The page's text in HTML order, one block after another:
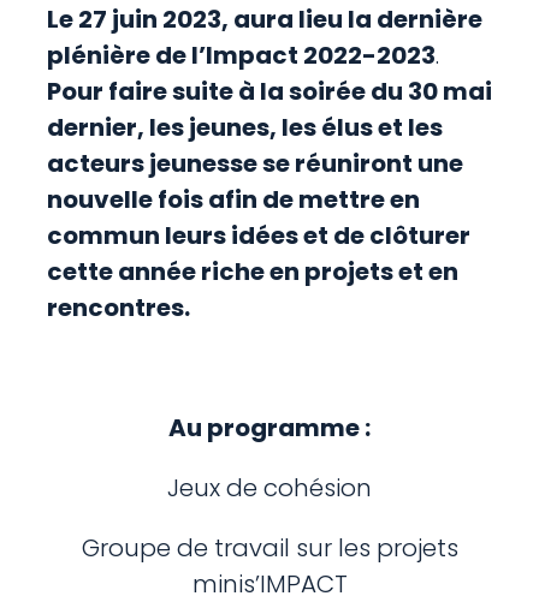
Le 27 juin 2023, aura lieu la dernière
plénière de l’Impact 2022-2023.
Pour faire suite à la soirée du 30 mai
dernier, les jeunes, les élus et les
acteurs jeunesse se réuniront une
nouvelle fois afin de mettre en
commun leurs idées et de clôturer
cette année riche en projets et en
rencontres.
Au programme :
Jeux de cohésion
Groupe de travail sur les projets
minis’IMPACT